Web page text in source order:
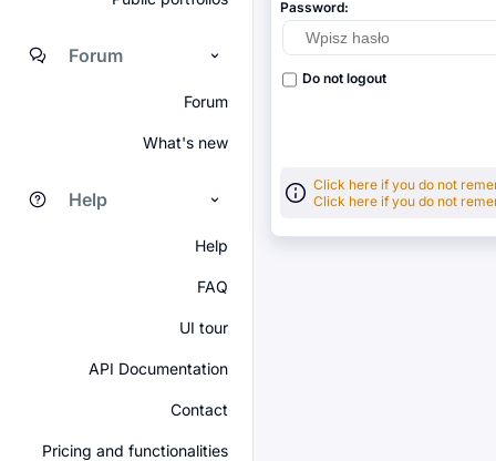
Forum
Forum
What's new
Help
Help
FAQ
UI tour
API Documentation
Contact
Pricing and functionalities
Password:
Do not logout
Click here if you do not
Click here if you do not